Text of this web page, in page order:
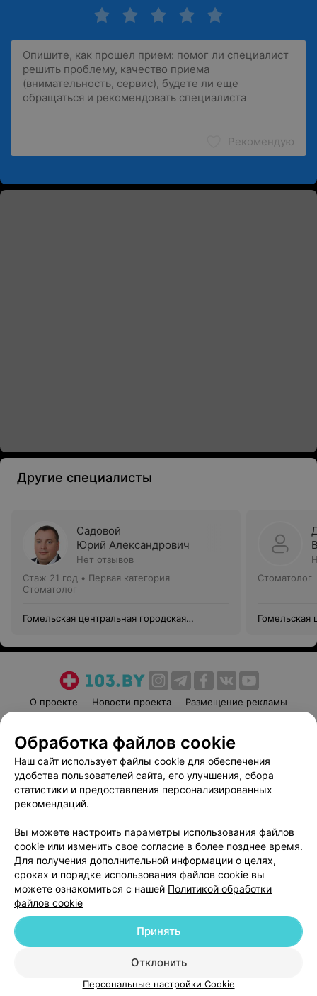
Рекомендую
Другие специалисты
Садовой
Юрий Александрович
Нет отзывов
Стаж 21 год • Первая категория
Стоматолог
Гомельская центральная городская
Стоматолог
Гомельская
О проекте Новости проекта
Размещение рекламы
Пользовательское соглашение
Способы оплаты
Вакансии
Партнеры
Написать руководителю 103.by
Обработка персональных данных
© 2026 ООО «Артокс Лаб», УНП 191700409
| 220012, Республика Беларусь,
Служба поддержки +375 291212755
Обработка файлов cookie
Наш сайт использует файлы cookie для обеспечения
удобства пользователей сайта, его улучшения, сбора
статистики и предоставления персонализированных
рекомендаций.
Вы можете настроить параметры использования файлов
cookie или изменить свое согласие в более позднее время.
Для получения дополнительной информации о целях,
сроках и порядке использования файлов cookie вы
можете ознакомиться с нашей Политикой обработки
файлов cookie
Отклонить
Принять
Персональные настройки Cookie